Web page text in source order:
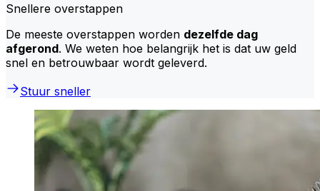
Snellere overstappen
De meeste overstappen worden dezelfde dag
afgerond. We weten hoe belangrijk het is dat uw geld
snel en betrouwbaar wordt geleverd.
Stuur sneller